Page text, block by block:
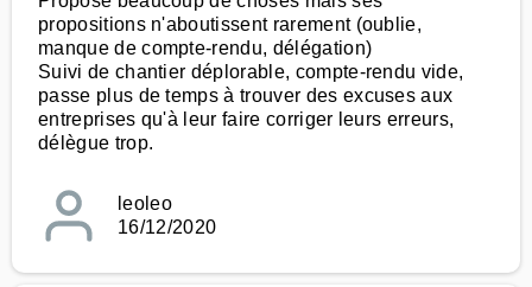
propositions n'aboutissent rarement (oublie,
manque de compte-rendu, délégation)
Suivi de chantier déplorable, compte-rendu vide,
passe plus de temps à trouver des excuses aux
entreprises qu'à leur faire corriger leurs erreurs,
délègue trop.
leoleo
16/12/2020